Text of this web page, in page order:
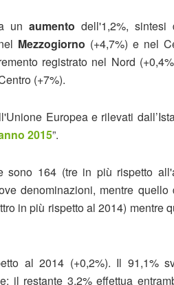
un aumento dell'1,2%, sintesi
Mezzogiorno (+4,7%) e nel
registrato nel Nord
(+7%).
Europea e rilevati
2015”.
sono 164 (tre in più rispetto
denominazioni, mentre quello
in più rispetto al 2014) mentre
al 2014 (+0,2%). Il 91,1%
il restante 3,2% effettua